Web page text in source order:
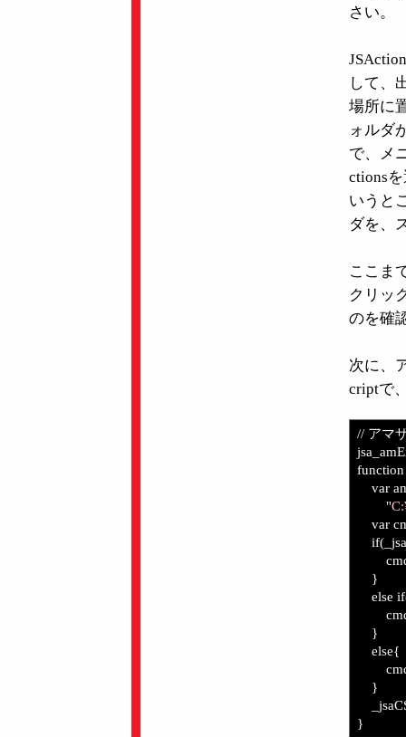
さい。
して、
場所に
ォルダ
で、メ
ctions
いうと
ダを、
ここま
クリッ
のを確
次に、
criptで
// アマ
var
"
var
}
else
}
else{
}
}